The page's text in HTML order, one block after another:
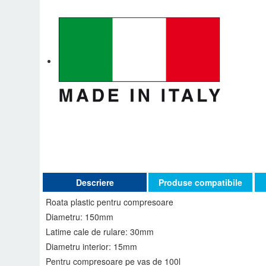
Descriere
Roata plastic pentru compresoare
Diametru: 150mm
Latime cale de rulare: 30mm
Diametru interior: 15mm
Pentru compresoare pe vas de 100l
Produse compatibile